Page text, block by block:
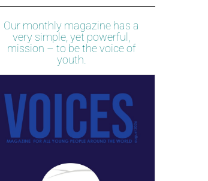
Our monthly magazine has a
very simple, yet powerful,
mission – to be the voice of
youth.